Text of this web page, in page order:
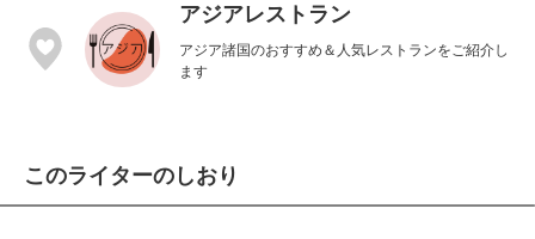
アジアレストラン
アジア諸国のおすすめ＆人気レストランをご紹介し
ます
このライターのしおり